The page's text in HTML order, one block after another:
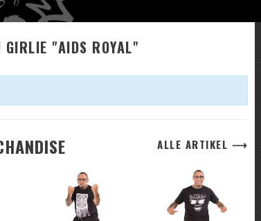
GIRLIE "AIDS ROYAL"
ALLE ARTIKEL ⟶